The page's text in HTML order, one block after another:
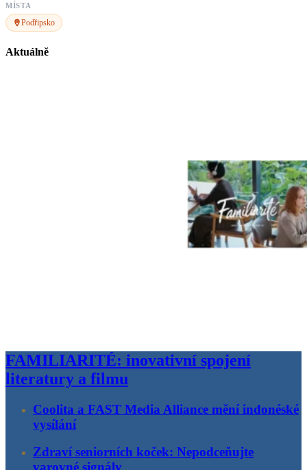
MÍSTA
Podřipsko
Aktuálně
FAMILIARITÉ: inovativní spojení
literatury a filmu
Coolita a FAST Media Alliance mění indonéské
vysílání
Zdraví seniorních koček: Nepodceňujte
varovné signály